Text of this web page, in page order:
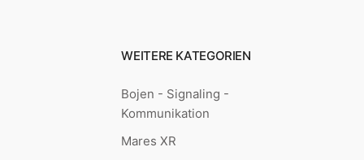
WEITERE KATEGORIEN
Bojen - Signaling -
Kommunikation
Mares XR